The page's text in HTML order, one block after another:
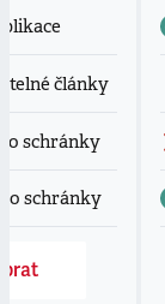
články
schránky
schránky